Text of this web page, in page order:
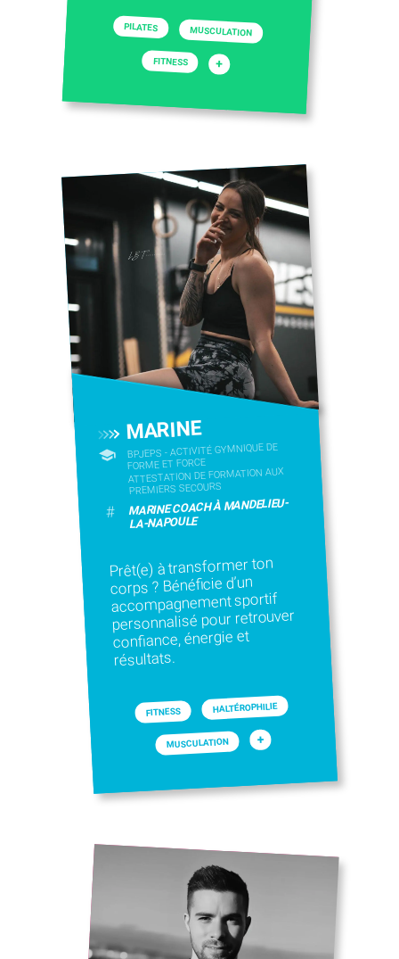
PILATES MUSCULATION
FITNESS +
MARINE
BPJEPS - ACTIVITÉ GYMNIQUE DE
FORME ET FORCE
ATTESTATION DE FORMATION AUX
PREMIERS SECOURS
# MARINE COACH À MANDELIEU-
LA-NAPOULE
Prêt(e) à transformer ton
corps ? Bénéficie d’un
accompagnement sportif
personnalisé pour retrouver
confiance, énergie et
résultats.
FITNESS HALTÉROPHILIE
MUSCULATION +